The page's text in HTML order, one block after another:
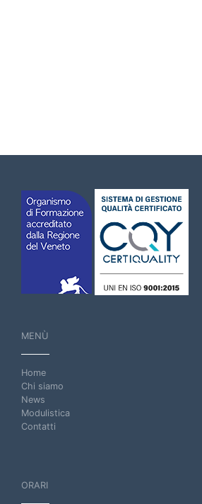
MENÙ
Home
Chi siamo
News
Modulistica
Contatti
ORARI